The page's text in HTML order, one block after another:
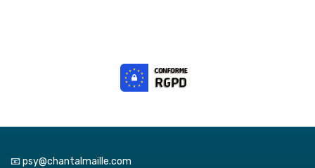
📧 psy@chantalmaille.com